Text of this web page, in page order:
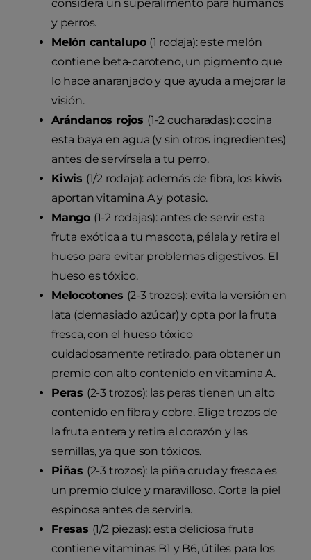
considera un superalimento para humanos
y perros.
Melón cantalupo (1 rodaja): este melón
contiene beta-caroteno, un pigmento que
lo hace anaranjado y que ayuda a mejorar la
visión.
Arándanos rojos (1-2 cucharadas): cocina
esta baya en agua (y sin otros ingredientes)
antes de servírsela a tu perro.
Kiwis (1/2 rodaja): además de fibra, los kiwis
aportan vitamina A y potasio.
Mango (1-2 rodajas): antes de servir esta
fruta exótica a tu mascota, pélala y retira el
hueso para evitar problemas digestivos. El
hueso es tóxico.
Melocotones (2-3 trozos): evita la versión en
lata (demasiado azúcar) y opta por la fruta
fresca, con el hueso tóxico
cuidadosamente retirado, para obtener un
premio con alto contenido en vitamina A.
Peras (2-3 trozos): las peras tienen un alto
contenido en fibra y cobre. Elige trozos de
la fruta entera y retira el corazón y las
semillas, ya que son tóxicos.
Piñas (2-3 trozos): la piña cruda y fresca es
un premio dulce y maravilloso. Corta la piel
espinosa antes de servirla.
Fresas (1/2 piezas): esta deliciosa fruta
contiene vitaminas B1 y B6, útiles para los